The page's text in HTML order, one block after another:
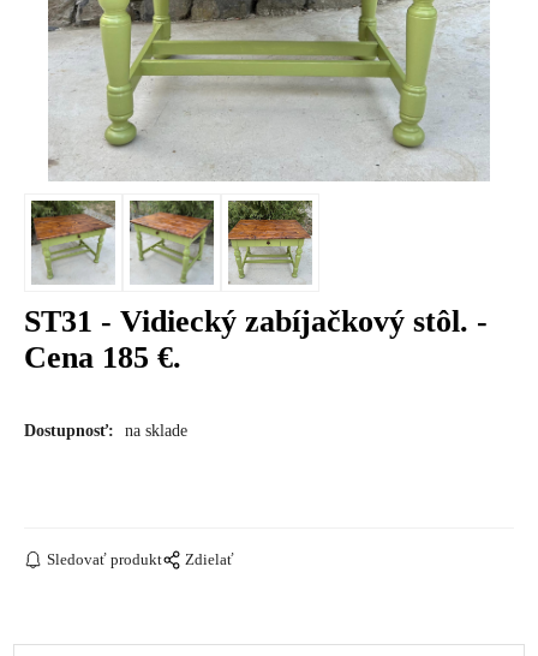
ST31 - Vidiecký zabíjačkový stôl. -
Cena 185 €.
Dostupnosť: na sklade
Sledovať produkt Zdielať